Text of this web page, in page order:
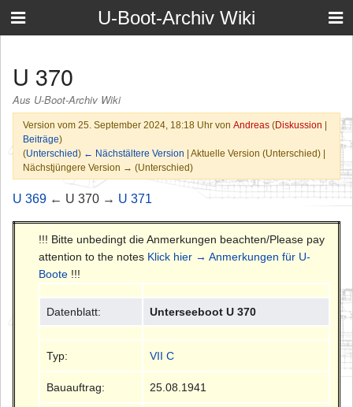
U-Boot-Archiv Wiki
U 370
Aus U-Boot-Archiv Wiki
Version vom 25. September 2024, 18:18 Uhr von Andreas (Diskussion |
Beiträge)
(Unterschied) ← Nächstältere Version | Aktuelle Version (Unterschied) |
Nächstjüngere Version → (Unterschied)
U 369 ← U 370 → U 371
!!! Bitte unbedingt die Anmerkungen beachten/Please pay
attention to the notes Klick hier → Anmerkungen für U-
Boote !!!
Datenblatt: Unterseeboot U 370
Typ: VII C
Bauauftrag: 25.08.1941